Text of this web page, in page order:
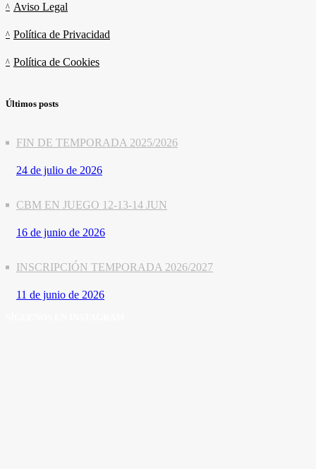
Aviso Legal
Política de Privacidad
Política de Cookies
Últimos posts
FIN DE TEMPORADA 2025/2026
24 de julio de 2026
CBM EN JUEGO 12-13-14 JUN
16 de junio de 2026
INSCRIPCIÓN TEMPORADA 2026/2027
11 de junio de 2026